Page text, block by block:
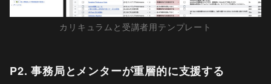
カリキュラムと受講者用テンプレート
P2. 事務局とメンターが重層的に支援する